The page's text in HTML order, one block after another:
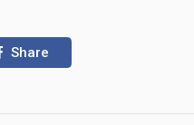
Share